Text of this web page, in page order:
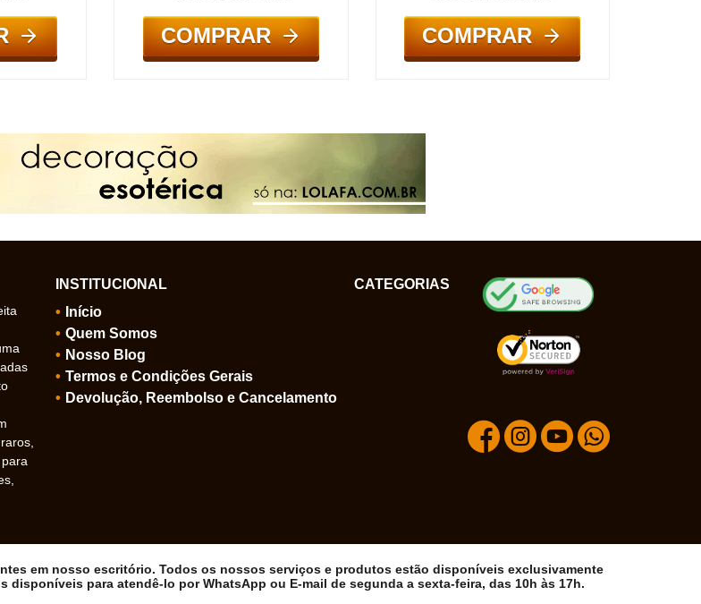
COMPRAR COMPRAR
INSTITUCIONAL
Início
Quem Somos
Nosso Blog
Termos e Condições Gerais
Devolução, Reembolso e Cancelamento
CATEGORIAS
em nosso escritório. Todos os nossos serviços e produtos estão disponíveis exclusivamente
para atendê-lo por WhatsApp ou E-mail de segunda a sexta-feira, das 10h às 17h.